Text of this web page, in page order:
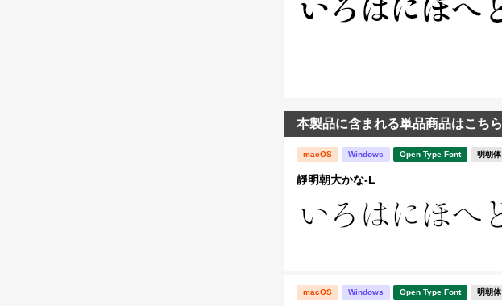
本製品に含まれる単品商品はこちら
macOS Windows Open Type Font 明朝体
靜明朝大かな-L
macOS Windows Open Type Font 明朝体